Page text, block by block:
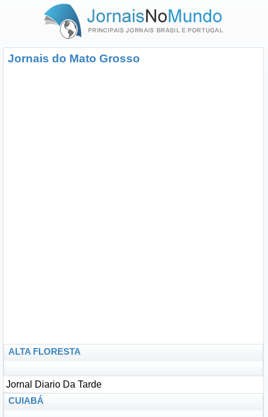
Jornais do Mato Grosso
ALTA FLORESTA
Jornal Diario Da Tarde
CUIABÁ